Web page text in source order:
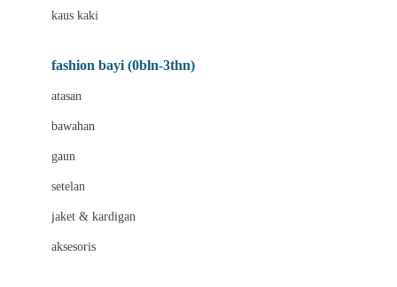
Bizzi Growin
Blooming Marvellous
Bravado
Buds Organics
Bugaboo
kaus kaki
fashion bayi (0bln-3thn)
atasan
bawahan
gaun
setelan
jaket & kardigan
aksesoris